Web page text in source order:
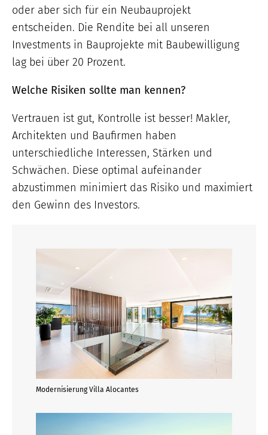
oder aber sich für ein Neubauprojekt
entscheiden. Die Rendite bei all unseren
Investments in Bauprojekte mit Baubewilligung
lag bei über 20 Prozent.
Welche Risiken sollte man kennen?
Vertrauen ist gut, Kontrolle ist besser! Makler,
Architekten und Baufirmen haben
unterschiedliche Interessen, Stärken und
Schwächen. Diese optimal aufeinander
abzustimmen minimiert das Risiko und maximiert
den Gewinn des Investors.
Modernisierung Villa Alocantes